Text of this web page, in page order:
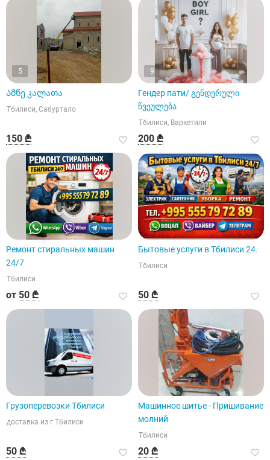
5
Ამწე კალათა
Тбилиси, Сабуртало
150 ₾
9
Гендер пати/ გენდერული
წვეულება
Тбилиси, Варкетили
200 ₾
Ремонт стиральных машин
24/7
Тбилиси
от 50 ₾
Бытовые услуги в Тбилиси 24/7
Тбилиси
50 ₾
Грузоперевозки Тбилиси
доставка из г.Тбилиси
50 ₾
Машинное шитье - Пришивание
молний
Тбилиси
20 ₾